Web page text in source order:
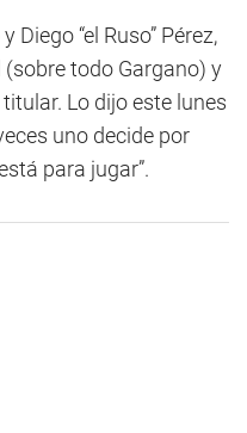
“el Ruso” Pérez,
todo Gargano) y
Lo dijo este lunes
uno decide por
para jugar”.